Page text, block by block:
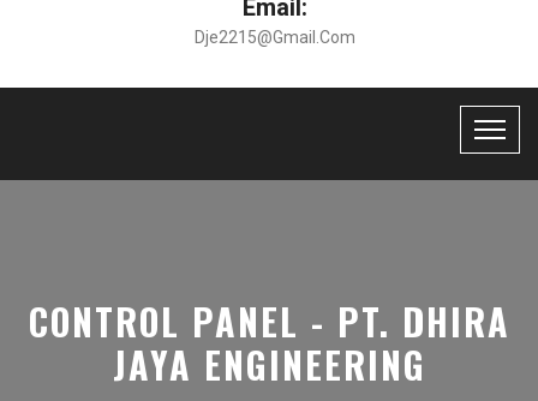
Email:
Dje2215@gmail.com
CONTROL PANEL - PT. DHIRA
JAYA ENGINEERING